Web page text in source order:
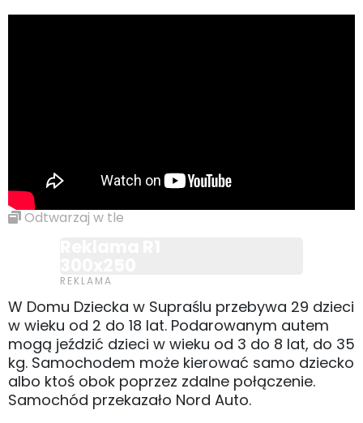
Odtwarzaj w tle
W Domu Dziecka w Supraślu przebywa 29 dzieci
w wieku od 2 do 18 lat. Podarowanym autem
mogą jeździć dzieci w wieku od 3 do 8 lat, do 35
kg. Samochodem może kierować samo dziecko
albo ktoś obok poprzez zdalne połączenie.
Samochód przekazało Nord Auto.